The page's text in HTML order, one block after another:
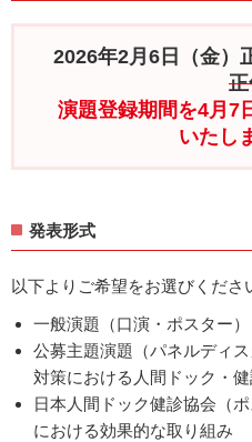
2026年2月6日（金）
演題登録期間を4月7
いたし
発表形式
以下よりご希望をお選びくださ
一般演題（口演・ポスター）
公募主題演題（パネルディ
対策における人間ドック・
日本人間ドック健診協会（
における効果的な取り組み